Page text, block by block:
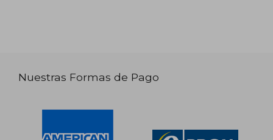
Nuestras Formas de Pago